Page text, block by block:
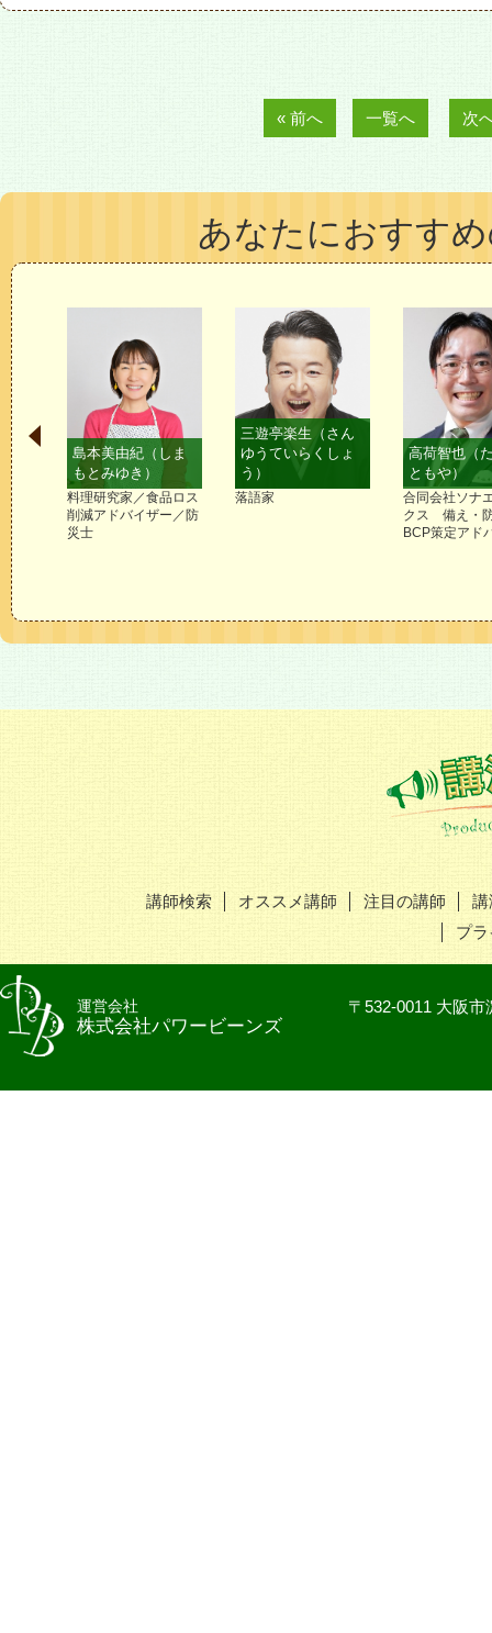
« 前へ 一覧へ 次
あなたにおすす
島本美由紀（しま
もとみゆき）
料理研究家／食品ロス
削減アドバイザー／防
災士
三遊亭楽生（さん
ゆうていらくしょ
う）
落語家
高荷智也（
ともや）
合同会社ソナ
クス 備え・
BCP策定アド
講師検索 オススメ講師 注目の講師
講
プ
運営会社
株式会社パワービーンズ
〒532-0011 大阪